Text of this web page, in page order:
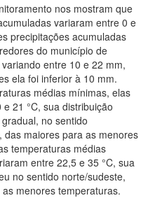
nos mostram que
variaram entre 0 e
precipitações acumuladas
do município de
entre 10 e 22 mm,
ela foi inferior à 10 mm.
médias mínimas, elas
21 °C, sua distribuição
no sentido
das maiores para as menores
temperaturas médias
entre 22,5 e 35 °C, sua
no sentido norte/sudeste,
menores temperaturas.